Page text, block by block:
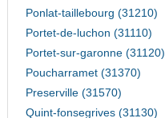
Ponlat-taillebourg (31210)
Portet-de-luchon (31110)
Portet-sur-garonne (31120)
Poucharramet (31370)
Preserville (31570)
Quint-fonsegrives (31130)